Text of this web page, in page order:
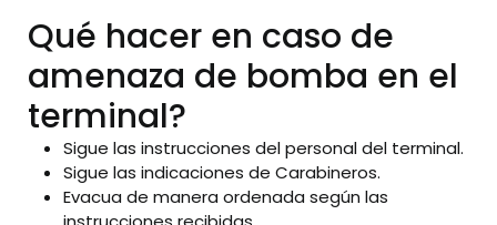
Qué hacer en caso de
amenaza de bomba en el
terminal?
Sigue las instrucciones del personal del terminal.
Sigue las indicaciones de Carabineros.
Evacua de manera ordenada según las